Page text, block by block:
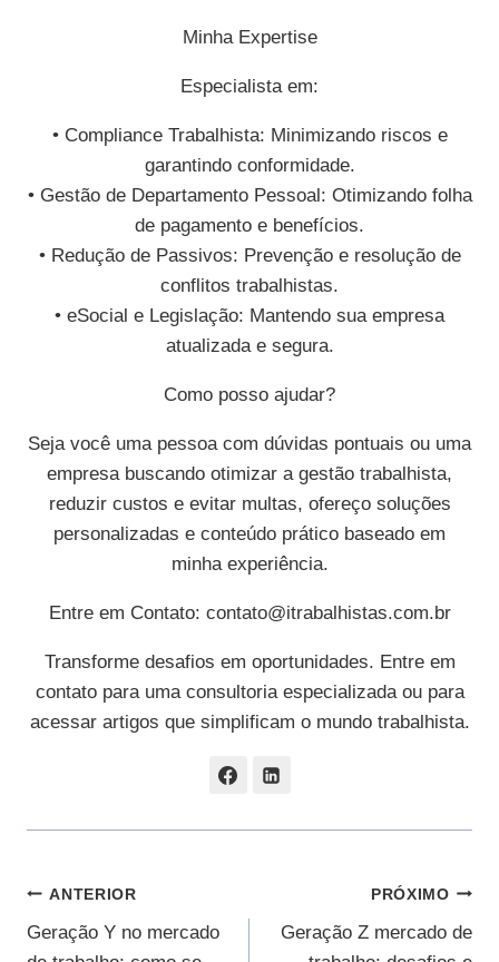
Minha Expertise
Especialista em:
• Compliance Trabalhista: Minimizando riscos e
garantindo conformidade.
• Gestão de Departamento Pessoal: Otimizando folha
de pagamento e benefícios.
• Redução de Passivos: Prevenção e resolução de
conflitos trabalhistas.
• eSocial e Legislação: Mantendo sua empresa
atualizada e segura.
Como posso ajudar?
Seja você uma pessoa com dúvidas pontuais ou uma
empresa buscando otimizar a gestão trabalhista,
reduzir custos e evitar multas, ofereço soluções
personalizadas e conteúdo prático baseado em
minha experiência.
Entre em Contato: contato@itrabalhistas.com.br
Transforme desafios em oportunidades. Entre em
contato para uma consultoria especializada ou para
acessar artigos que simplificam o mundo trabalhista.
Navegação
De
ANTERIOR
Geração Y no mercado
PRÓXIMO
Geração Z mercado de